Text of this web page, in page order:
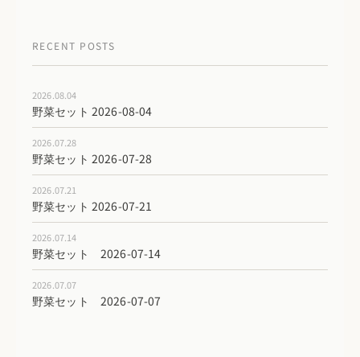
RECENT POSTS
2026.08.04
野菜セット 2026-08-04
2026.07.28
野菜セット 2026-07-28
2026.07.21
野菜セット 2026-07-21
2026.07.14
野菜セット 2026-07-14
2026.07.07
野菜セット 2026-07-07